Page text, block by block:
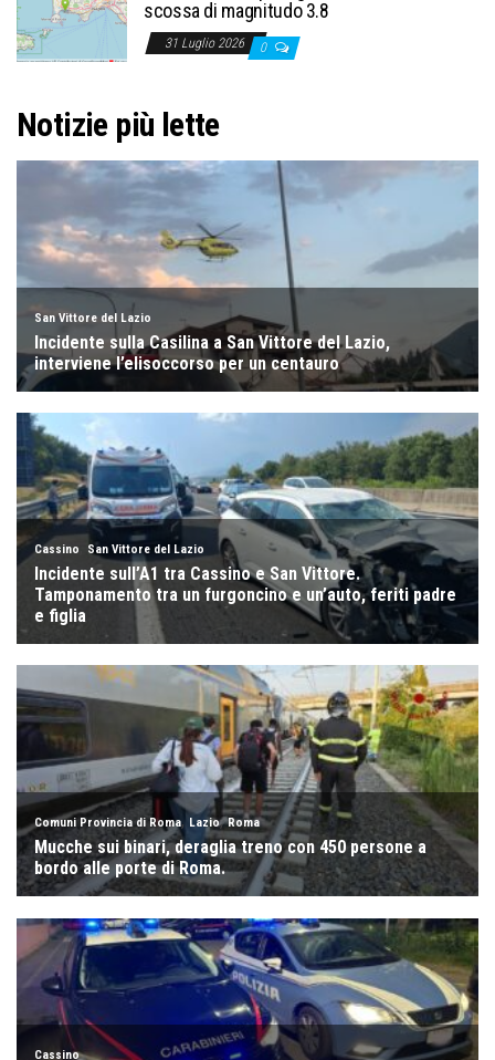
scossa di magnitudo 3.8
31 Luglio 2026 0
Notizie più lette